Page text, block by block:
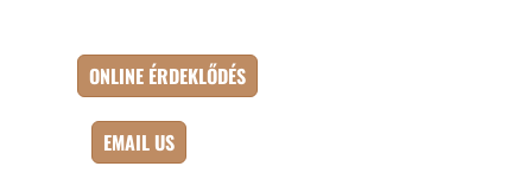
ONLINE ÉRDEKLŐDÉS
EMAIL US